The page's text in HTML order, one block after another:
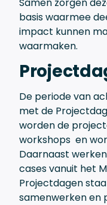
basis waarmee
impact kunnen
waarmaken.
De periode van
met de
worden de
workshops en
Daarnaast
cases vanuit het
Projectdagen
samenwerken en